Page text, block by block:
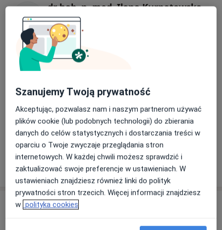
dr hab. n. med. Ilona Kurnatowska
Internista
Aleksandra Kaczka
2 opinie
Gastrolog, Internista
4 opinie
+ 17 Specjalistów
Adres
Szanujemy Twoją prywatność
Akceptując, pozwalasz nam i naszym partnerom używać
plików cookie (lub podobnych technologii) do zbierania
danych do celów statystycznych i dostarczania treści w
oparciu o Twoje zwyczaje przeglądania stron
internetowych. W każdej chwili możesz sprawdzić i
zaktualizować swoje preferencje w ustawieniach. W
ustawieniach znajdziesz również linki do polityk
prywatności stron trzecich. Więcej informacji znajdziesz
w polityka cookies